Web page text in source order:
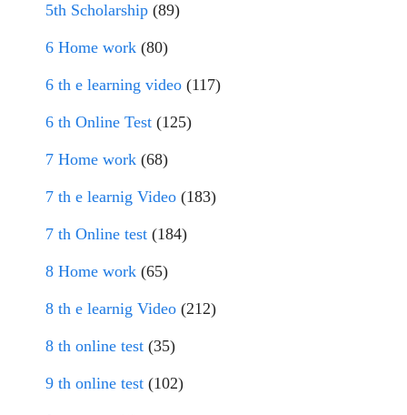
5th Scholarship (89)
6 Home work (80)
6 th e learning video (117)
6 th Online Test (125)
7 Home work (68)
7 th e learnig Video (183)
7 th Online test (184)
8 Home work (65)
8 th e learnig Video (212)
8 th online test (35)
9 th online test (102)